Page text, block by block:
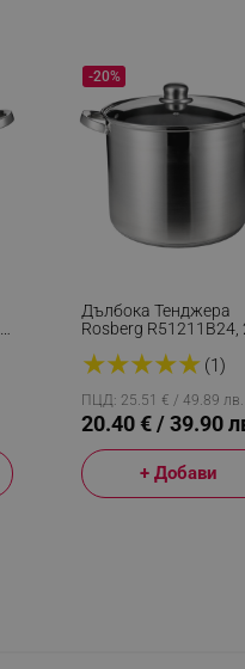
Дълбока Тенджера
Rosberg R51211B24,
Капак, Инокс
★★★★★(1)
-20%
ПЦД: 25.51 € / 49.89 лв.
20.40 € / 39.90
+ Добави